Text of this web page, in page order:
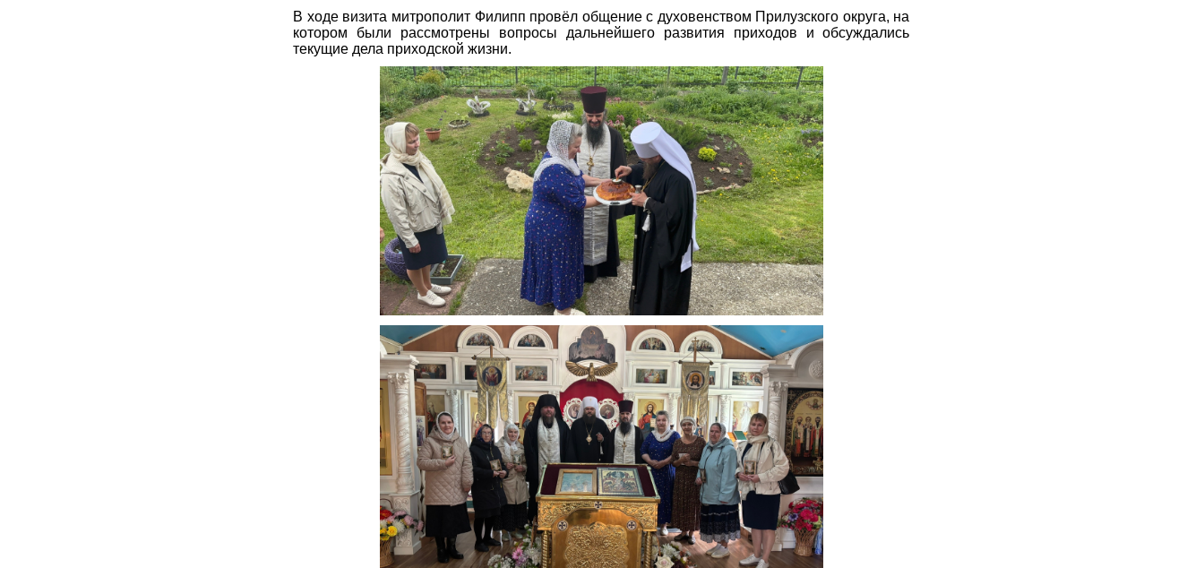
В ходе визита митрополит Филипп провёл общение с духовенством Прилузского округа, на
котором были рассмотрены вопросы дальнейшего развития приходов и обсуждались
текущие дела приходской жизни.